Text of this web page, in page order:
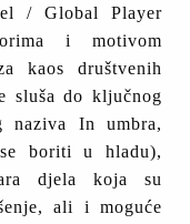
/ Global Player
i motivom
kaos društvenih
sluša do ključnog
naziva In umbra,
boriti u hladu),
djela koja su
ali i moguće